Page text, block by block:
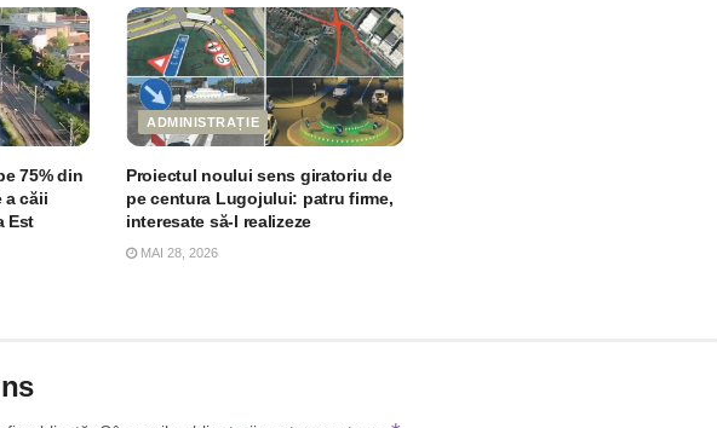
75% din
a căii
Est
ADMINISTRAȚIE
Proiectul noului sens giratoriu de
pe centura Lugojului: patru firme,
interesate să-l realizeze
MAI 28, 2026